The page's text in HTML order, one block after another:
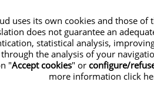
Fuster
uses its own cookies and those
does not guarantee an
statistical analysis,
the analysis of your
"Accept cookies" or configure/
more information click